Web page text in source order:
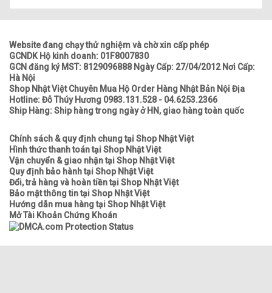
Website đang chạy thử nghiệm và chờ xin cấp phép
GCNDK Hộ kinh doanh: 01F8007830
GCN đăng ký MST: 8129096888 Ngày Cấp: 27/04/2012 Nơi Cấp:
Hà Nội
Shop Nhật Việt Chuyên Mua Hộ Order Hàng Nhật Bản Nội Địa
Hotline: Đỗ Thúy Hương 0983.131.528 - 04.6253.2366
Ship Hàng: Ship hàng trong ngày ở HN, giao hàng toàn quốc
Chính sách & quy định chung tại Shop Nhật Việt
Hình thức thanh toán tại Shop Nhật Việt
Vận chuyển & giao nhận tại Shop Nhật Việt
Quy định bảo hành tại Shop Nhật Việt
Đổi, trả hàng và hoàn tiền tại Shop Nhật Việt
Bảo mật thông tin tại Shop Nhật Việt
Hướng dẫn mua hàng tại Shop Nhật Việt
Mở Tài Khoản Chứng Khoán